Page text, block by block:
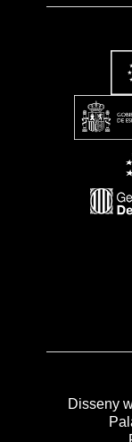
Disseny